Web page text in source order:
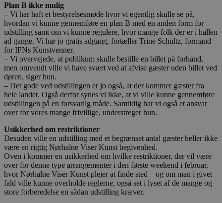
Plan B ikke mulig
– Vi har haft et bestyrelsesmøde hvor vi egentlig skulle se på,
hvordan vi kunne gennemføre en plan B med en anden form for
udstilling samt om vi kunne regulere, hvor mange folk der er i hallen
ad gange. Vi har jo gratis adgang, fortæller Trine Schultz, formand
for IFNs Kunstvenner.
– Vi overvejede, at publikum skulle bestille en billet på forhånd,
men omvendt ville vi have svært ved at afvise gæster uden billet ved
døren, siger hun.
– Det gode ved udstillingen er jo også, at der kommer gæster fra
hele landet. Også derfor synes vi ikke, at vi ville kunne gennemføre
udstillingen på en forsvarlig måde. Samtidig har vi også et ansvar
over for vores mange frivillige, understreger hun.
Usikkerhed om restriktioner
Desuden ville en udstilling med et begrænset antal gæster heller ikke
være en rigtig Nørhalne Viser Kunst begivenhed.
Oven i kommer en usikkerhed om hvilke restriktioner, der vil være
over for denne type arrangementer i den første weekend i februar,
hvor Nørhalne Viser Kunst plejer at finde sted – og om man i givet
fald ville kunne overholde reglerne, også set i lyset af de mange og
store forberedelse en sådan udstilling kræver.